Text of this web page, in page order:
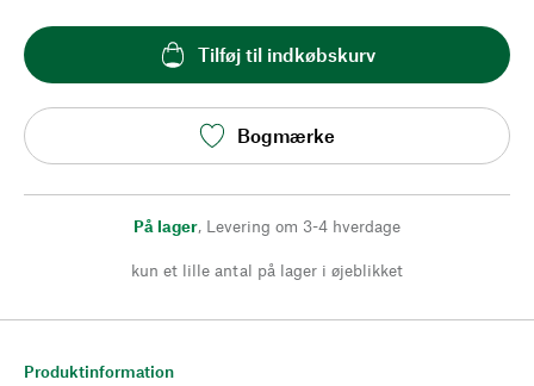
Tilføj til indkøbskurv
Bogmærke
På lager, Levering om 3-4 hverdage
kun et lille antal på lager i øjeblikket
Produktinformation